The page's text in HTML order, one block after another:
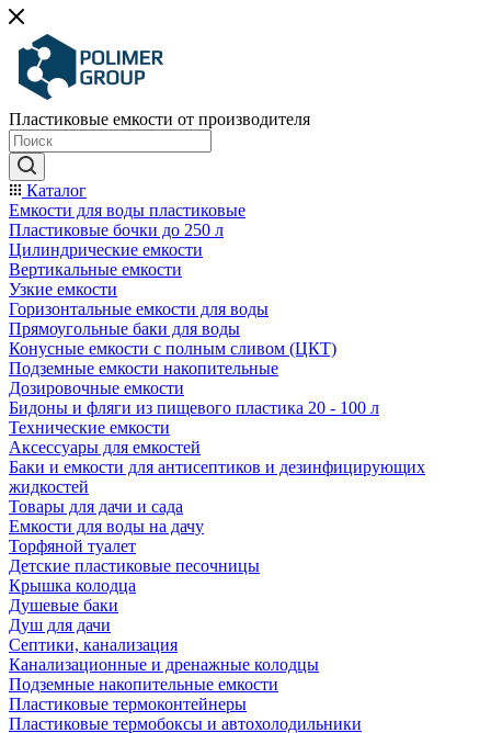
Пластиковые емкости от производителя
Каталог
Емкости для воды пластиковые
Пластиковые бочки до 250 л
Цилиндрические емкости
Вертикальные емкости
Узкие емкости
Горизонтальные емкости для воды
Прямоугольные баки для воды
Конусные емкости с полным сливом (ЦКТ)
Подземные емкости накопительные
Дозировочные емкости
Бидоны и фляги из пищевого пластика 20 - 100 л
Технические емкости
Аксессуары для емкостей
Баки и емкости для антисептиков и дезинфицирующих
жидкостей
Товары для дачи и сада
Емкости для воды на дачу
Торфяной туалет
Детские пластиковые песочницы
Крышка колодца
Душевые баки
Душ для дачи
Септики, канализация
Канализационные и дренажные колодцы
Подземные накопительные емкости
Пластиковые термоконтейнеры
Пластиковые термобоксы и автохолодильники